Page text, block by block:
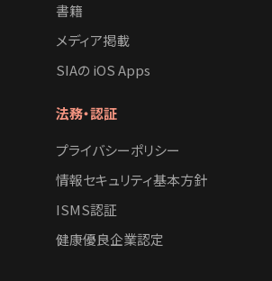
書籍
メディア掲載
SIAの iOS Apps
法務・認証
プライバシーポリシー
情報セキュリティ基本方針
ISMS認証
健康優良企業認定